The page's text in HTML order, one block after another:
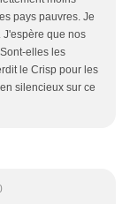
pays pauvres. Je
J'espère que nos
elles les
le Crisp pour les
silencieux sur ce